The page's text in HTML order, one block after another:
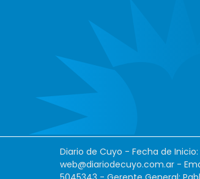
Diario de Cuyo - Fecha de
web@diariodecuyo.com.ar -